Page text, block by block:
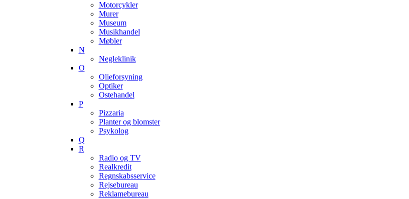
Motorcykler
Murer
Museum
Musikhandel
Møbler
N
Negleklinik
O
Olieforsyning
Optiker
Ostehandel
P
Pizzaria
Planter og blomster
Psykolog
Q
R
Radio og TV
Realkredit
Regnskabsservice
Rejsebureau
Reklamebureau